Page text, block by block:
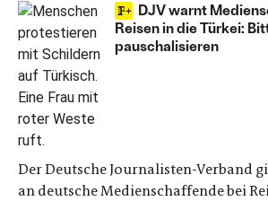
DJV warnt
Reisen in die Türkei:
pauschalisieren
Der Deutsche Journalisten-Verband
an deutsche Medienschaffende bei